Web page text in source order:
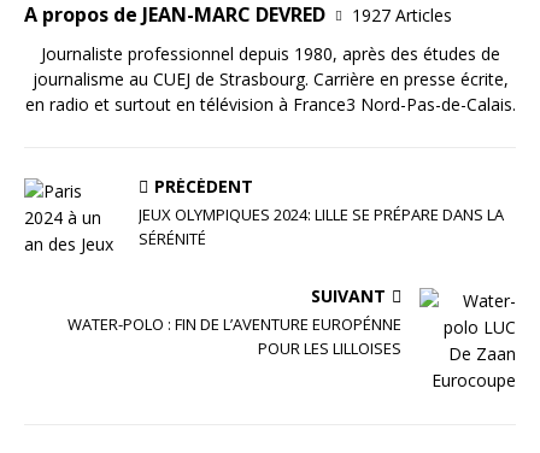
A propos de JEAN-MARC DEVRED
1927 Articles
Journaliste professionnel depuis 1980, après des études de
journalisme au CUEJ de Strasbourg. Carrière en presse écrite,
en radio et surtout en télévision à France3 Nord-Pas-de-Calais.
PRÉCÉDENT
JEUX OLYMPIQUES 2024: LILLE SE PRÉPARE DANS LA
SÉRÉNITÉ
SUIVANT
WATER-POLO : FIN DE L’AVENTURE EUROPÉNNE
POUR LES LILLOISES